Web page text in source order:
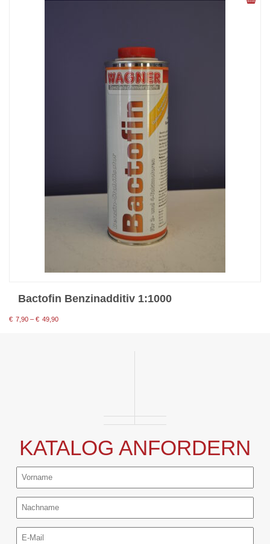
Bactofin Benzinadditiv 1:1000
€ 7,90 – € 49,90Preisspanne:
KATALOG ANFORDERN